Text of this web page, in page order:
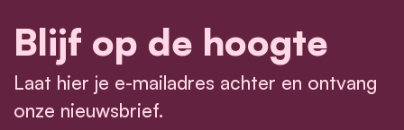
Blijf op de hoogte
Laat hier je e-mailadres achter en ontvang
onze nieuwsbrief.